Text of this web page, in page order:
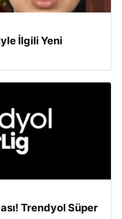
İlgili Yeni
Trendyol Süper